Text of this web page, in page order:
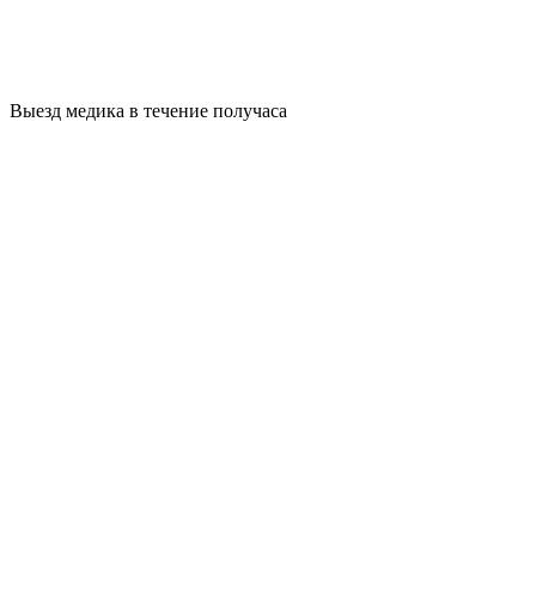
Выезд медика в течение получаса